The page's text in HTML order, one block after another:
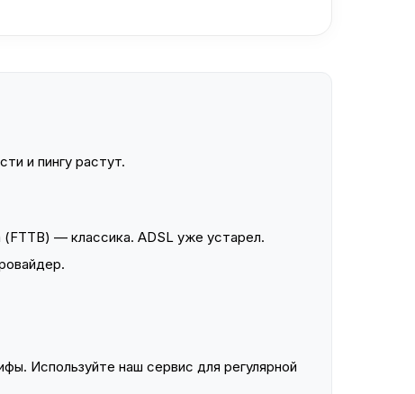
и пингу растут.
— классика. ADSL уже устарел.
Используйте наш сервис для регулярной